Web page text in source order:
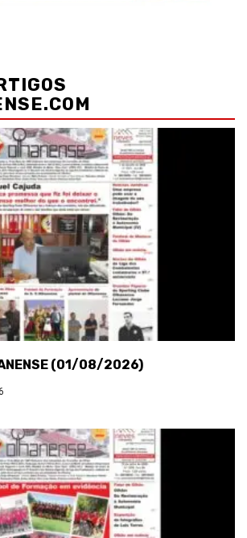
(01/08/2026)